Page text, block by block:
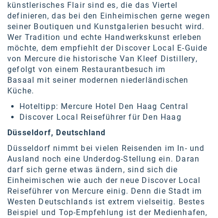
künstlerisches Flair sind es, die das Viertel
definieren, das bei den Einheimischen gerne wegen
seiner Boutiquen und Kunstgalerien besucht wird.
Wer Tradition und echte Handwerkskunst erleben
möchte, dem empfiehlt der Discover Local E-Guide
von Mercure die historische Van Kleef Distillery,
gefolgt von einem Restaurantbesuch im
Basaal mit seiner modernen niederländischen
Küche.
Hoteltipp: Mercure Hotel Den Haag Central
Discover Local Reiseführer für Den Haag
Düsseldorf, Deutschland
Düsseldorf nimmt bei vielen Reisenden im In- und
Ausland noch eine Underdog-Stellung ein. Daran
darf sich gerne etwas ändern, sind sich die
Einheimischen wie auch der neue Discover Local
Reiseführer von Mercure einig. Denn die Stadt im
Westen Deutschlands ist extrem vielseitig. Bestes
Beispiel und Top-Empfehlung ist der Medienhafen,